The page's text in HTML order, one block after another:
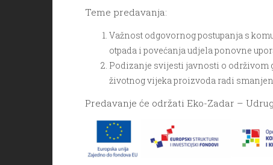
Teme predavanja:
Važnost odgovornog postupanja s
otpada i povećanja udjela ponovne
Podizanje svijesti javnosti o održivom
životnog vijeka proizvoda radi
Predavanje će održati Eko-Zadar –